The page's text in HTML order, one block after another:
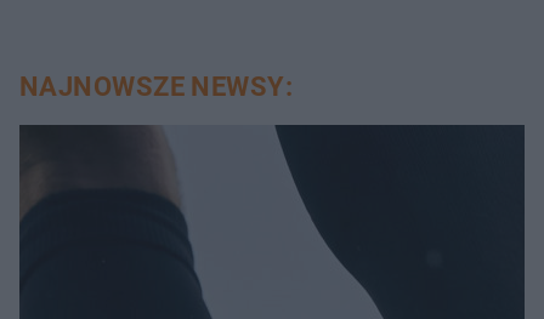
NAJNOWSZE NEWSY: